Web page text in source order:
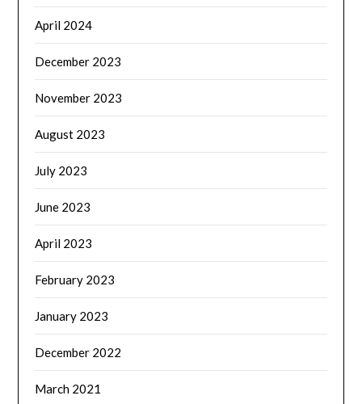
April 2024
December 2023
November 2023
August 2023
July 2023
June 2023
April 2023
February 2023
January 2023
December 2022
March 2021